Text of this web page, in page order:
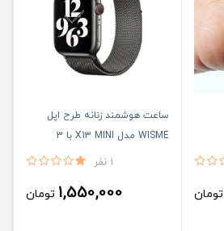
تومان
ساعت هوشمند زنانه طرح اپل
WISME مدل X13 MINI با 3
دستبند و تضمین اصالت
1 نفر
1,550,000 تومان